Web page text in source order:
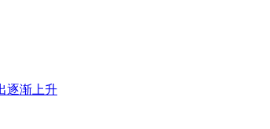
逐渐上升